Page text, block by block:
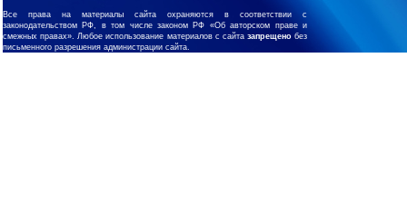
Все права на материалы сайта охраняются в соответствии с
законодательством РФ, в том числе законом РФ «Об авторском праве и
смежных правах». Любое использование материалов с сайта запрещенобез
письменного разрешения администрации сайта.